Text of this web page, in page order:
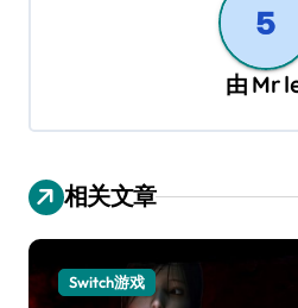
由 Mr
相关文章
Switch游戏